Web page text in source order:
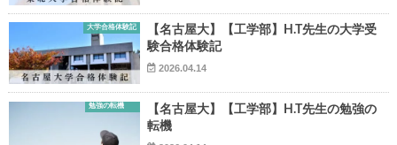
大学合格体験記
【名古屋大】【工学部】H.T先生の大学受
験合格体験記
2026.04.14
勉強の転機
【名古屋大】【工学部】H.T先生の勉強の
転機